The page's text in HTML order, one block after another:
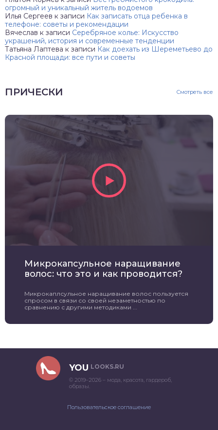
огромный и уникальный житель водоемов
Илья Сергеев к записи Как записать отца ребенка в
телефоне: советы и рекомендации
Вячеслав к записи Серебряное колье: Искусство
украшений, история и современные тенденции
Татьяна Лаптева к записи Как доехать из Шереметьево до
Красной площади: все пути и советы
ПРИЧЕСКИ Смотреть все
Микрокапсульное наращивание
волос: что это и как проводится?
Микрокаплсульное наращивание волос пользуется
спросом в связи со своей незаметностью по
сравнению с другими методиками ...
YOU LOOKS.RU
© 2019–2026 – мода, красота, гардероб,
образы.
Пользовательское соглашение